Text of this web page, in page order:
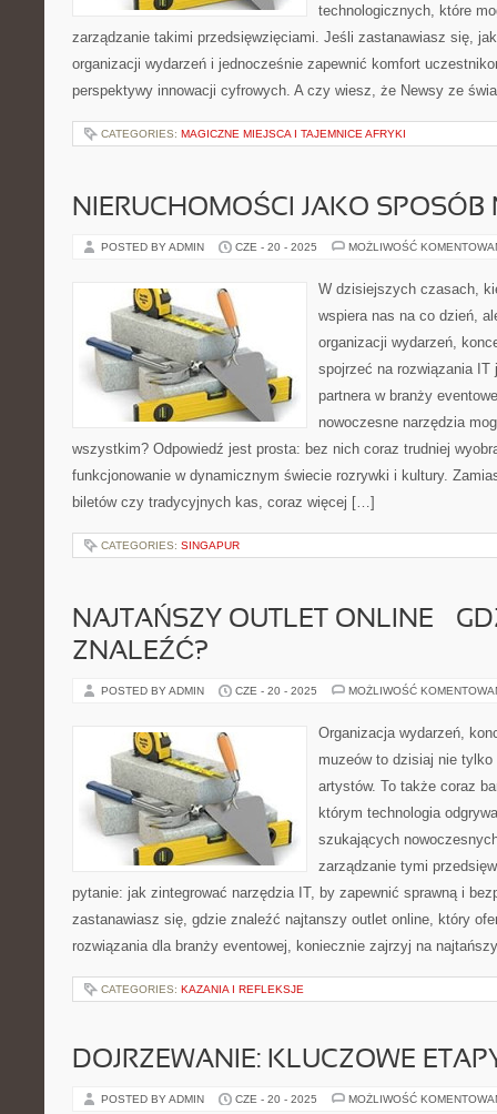
technologicznych, które
zarządzanie takimi przedsięwzięciami. Jeśli zastanawiasz się,
organizacji wydarzeń i jednocześnie zapewnić komfort
perspektywy innowacji cyfrowych. A czy wiesz, że Newsy ze
CATEGORIES: MAGICZNE MIEJSCA I TAJEMNICE AFRYKI
NIERUCHOMOŚCI JAKO SPOSÓB
POSTED BY ADMIN CZE - 20 - 2025 MOŻLIWOŚĆ
W dzisiejszych czasach,
wspiera nas na co dzień,
organizacji wydarzeń,
spojrzeć na rozwiązania IT
partnera w branży
nowoczesne narzędzia
wszystkim? Odpowiedź jest prosta: bez nich coraz trudniej
funkcjonowanie w dynamicznym świecie rozrywki i kultury.
biletów czy tradycyjnych kas, coraz więcej […]
CATEGORIES: SINGAPUR
NAJTAŃSZY OUTLET ONLINE –
ZNALEŹĆ?
POSTED BY ADMIN CZE - 20 - 2025 MOŻLIWOŚĆ
Organizacja wydarzeń,
muzeów to dzisiaj nie
artystów. To także coraz
którym technologia
szukających
zarządzanie tymi
pytanie: jak zintegrować narzędzia IT, by zapewnić sprawną i
zastanawiasz się, gdzie znaleźć najtanszy outlet online, który
rozwiązania dla branży eventowej, koniecznie zajrzyj na
CATEGORIES: KAZANIA I REFLEKSJE
DOJRZEWANIE: KLUCZOWE
POSTED BY ADMIN CZE - 20 - 2025 MOŻLIWOŚĆ